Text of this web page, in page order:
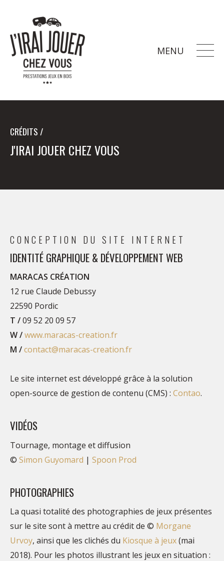
MENU
CRÉDITS /
J'IRAI JOUER CHEZ VOUS
CONCEPTION DU SITE INTERNET
IDENTITÉ GRAPHIQUE & DÉVELOPPEMENT WEB
MARACAS CRÉATION
12 rue Claude Debussy
22590 Pordic
T /09 52 20 09 57
W /www.maracas-creation.fr
M /contact@maracas-creation.fr
Le site internet est développé grâce à la solution
open-source de gestion de contenu (CMS) : Contao.
VIDÉOS
Tournage, montage et diffusion
© Simon Guyomard | Spoon Prod
PHOTOGRAPHIES
La quasi totalité des photographies de jeux présentes
sur le site sont à mettre au crédit de © Morgane
Urvoy, ainsi que les clichés du Kiosque à jeux(mai
2018). Pour les photos illustrant les jeux en situation :